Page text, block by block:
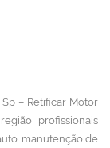
– Retificar Motor
profissionais
manutenção de